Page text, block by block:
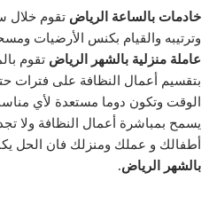
خادمات بالساعة الرياض تقوم خلال
وترتيبه والقيام بكنس الأرضيات
عاملة منزلية بالشهر الرياض تقوم
بتقسيم أعمال النظافة على فترات
الوقت وتكون دوما مستعدة لأي
يسمح بمباشرة أعمال النظافة ولا
أطفالك و عملك ومنزلك فان الحل
بالشهر الرياض.